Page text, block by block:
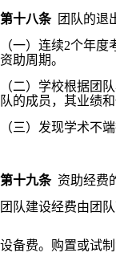
第十八条 团队的退
（一）连续2个年度
资助周期。
（二）学校根据团
队的成员，其业绩
（三）发现学术不
第十九条 资助经费
团队建设经费由团
设备费。 购置或试